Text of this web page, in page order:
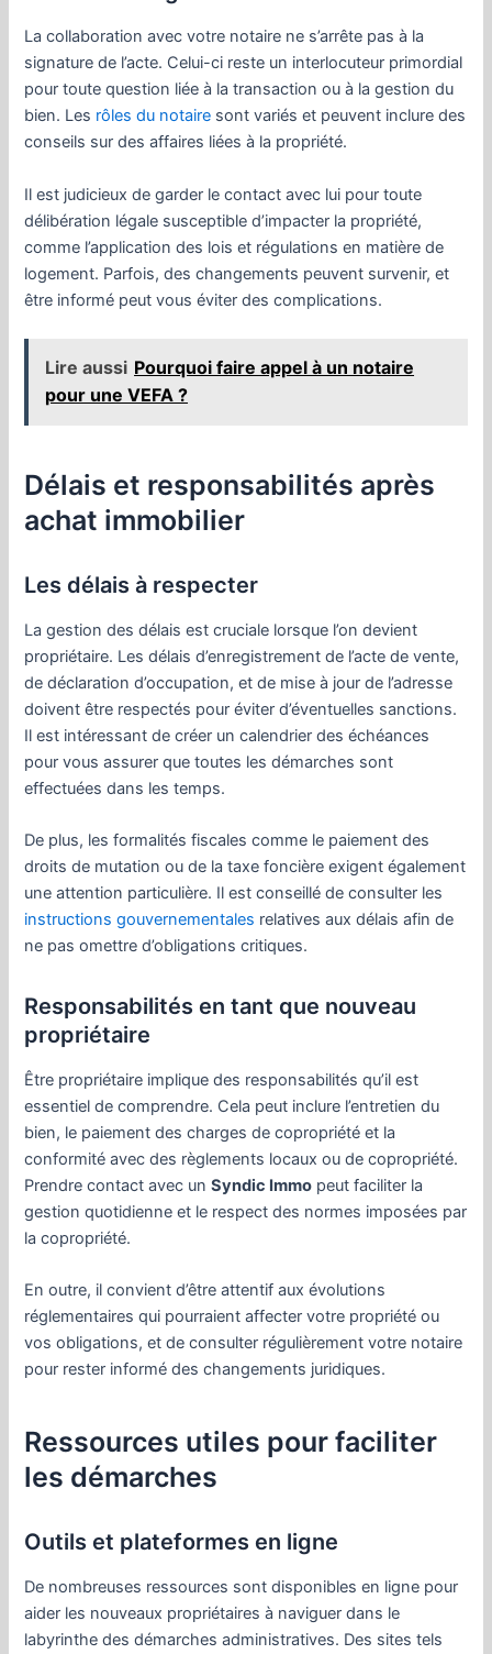
La collaboration avec votre notaire ne s’arrête pas à la
signature de l’acte. Celui-ci reste un interlocuteur primordial
pour toute question liée à la transaction ou à la gestion du
bien. Les rôles du notaire sont variés et peuvent inclure des
conseils sur des affaires liées à la propriété.
Il est judicieux de garder le contact avec lui pour toute
délibération légale susceptible d’impacter la propriété,
comme l’application des lois et régulations en matière de
logement. Parfois, des changements peuvent survenir, et
être informé peut vous éviter des complications.
Lire aussi Pourquoi faire appel à un notaire
pour une VEFA ?
Délais et responsabilités après
achat immobilier
Les délais à respecter
La gestion des délais est cruciale lorsque l’on devient
propriétaire. Les délais d’enregistrement de l’acte de vente,
de déclaration d’occupation, et de mise à jour de l’adresse
doivent être respectés pour éviter d’éventuelles sanctions.
Il est intéressant de créer un calendrier des échéances
pour vous assurer que toutes les démarches sont
effectuées dans les temps.
De plus, les formalités fiscales comme le paiement des
droits de mutation ou de la taxe foncière exigent également
une attention particulière. Il est conseillé de consulter les
instructions gouvernementales relatives aux délais afin de
ne pas omettre d’obligations critiques.
Responsabilités en tant que nouveau
propriétaire
Être propriétaire implique des responsabilités qu’il est
essentiel de comprendre. Cela peut inclure l’entretien du
bien, le paiement des charges de copropriété et la
conformité avec des règlements locaux ou de copropriété.
Prendre contact avec unSyndic Immo peut faciliter la
gestion quotidienne et le respect des normes imposées par
la copropriété.
En outre, il convient d’être attentif aux évolutions
réglementaires qui pourraient affecter votre propriété ou
vos obligations, et de consulter régulièrement votre notaire
pour rester informé des changements juridiques.
Ressources utiles pour faciliter
les démarches
Outils et plateformes en ligne
De nombreuses ressources sont disponibles en ligne pour
aider les nouveaux propriétaires à naviguer dans le
labyrinthe des démarches administratives. Des sites tels